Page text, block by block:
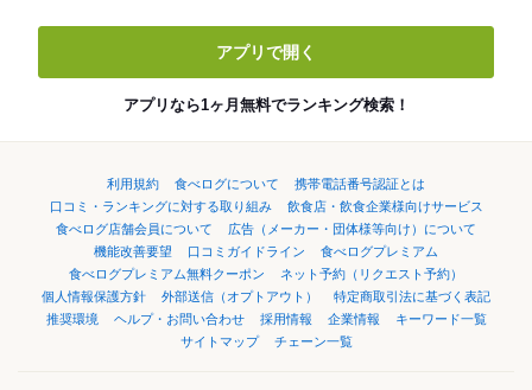
アプリで開く
アプリなら1ヶ月無料でランキング検索！
利用規約 食べログについて
携帯電話番号認証とは
口コミ・ランキングに対する取り組み
飲食店・飲食企業様向けサービス
食べログ店舗会員について
広告（メーカー・団体様等向け）について
機能改善要望
口コミガイドライン
食べログプレミアム
食べログプレミアム無料クーポン
ネット予約（リクエスト予約）
個人情報保護方針
外部送信（オプトアウト）
特定商取引法に基づく表記
推奨環境
ヘルプ・お問い合わせ 採用情報 企業情報
キーワード一覧
サイトマップ
チェーン一覧